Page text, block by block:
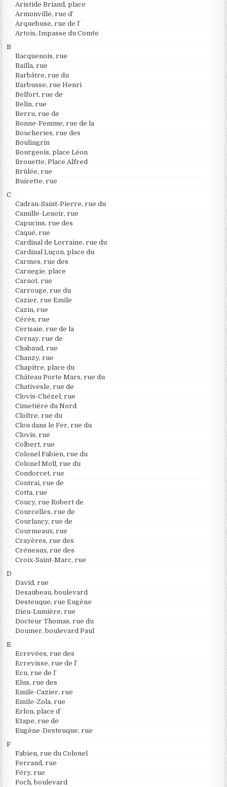
Aristide Briand, place
Armonville, rue d’
Arquebuse, rue de l’
Artois, Impasse du Comte
B
Bacquenois, rue
Bailla, rue
Barbâtre, rue du
Barbusse, rue Henri
Belfort, rue de
Belin, rue
Berru, rue de
Bonne-Femme, rue de la
Boucheries, rue des
Boulingrin
Bourgeois, place Léon
Brouette, Place Alfred
Brûlée, rue
Buirette, rue
C
Cadran-Saint-Pierre, rue du
Camille-Lenoir, rue
Capucins, rue des
Caqué, rue
Cardinal de Lorraine, rue du
Cardinal Luçon, place du
Carmes, rue des
Carnegie, place
Carnot, rue
Carrouge, rue du
Cazier, rue Emile
Cazin, rue
Cérès, rue
Cerisaie, rue de la
Cernay, rue de
Chabaud, rue
Chanzy, rue
Chapitre, place du
Château Porte Mars, rue du
Chativesle, rue de
Clovis-Chézel, rue
Cimetière du Nord
Cloître, rue du
Clou dans le Fer, rue du
Clovis, rue
Colbert, rue
Colonel Fabien, rue du
Colonel Moll, rue du
Condorcet, rue
Contrai, rue de
Cotta, rue
Coucy, rue Robert de
Courcelles, rue de
Courlancy, rue de
Courmeaux, rue
Crayères, rue des
Créneaux, rue des
Croix-Saint-Marc, rue
D
David, rue
Desaubeau, boulevard
Desteuque, rue Eugène
Dieu-Lumière, rue
Docteur Thomas, rue du
Doumer, boulevard Paul
E
Ecrevées, rue des
Ecrevisse, rue de l’
Ecu, rue de l’
Elus, rue des
Emile-Cazier, rue
Emile-Zola, rue
Erlon, place d’
Etape, rue de
Eugène-Desteuque, rue
F
Fabien, rue du Colonel
Ferrand, rue
Féry, rue
Foch, boulevard